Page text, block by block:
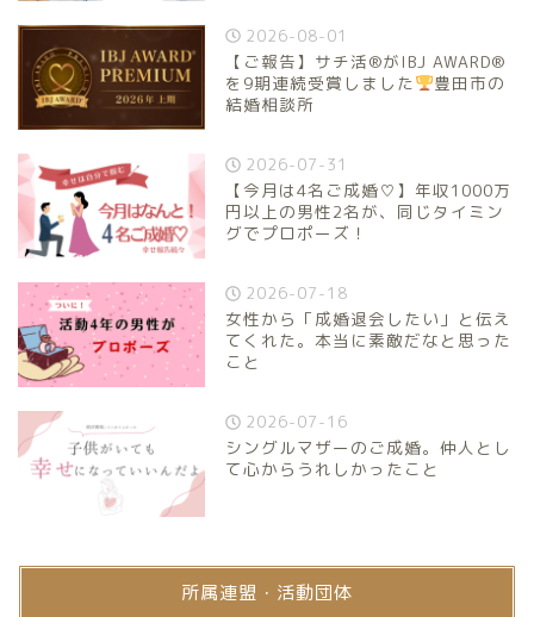
2026-08-01
【ご報告】サチ活®がIBJ AWARD®
を9期連続受賞しました
豊田市の
結婚相談所
2026-07-31
【今月は4名ご成婚♡】年収1000万
円以上の男性2名が、同じタイミン
グでプロポーズ！
2026-07-18
女性から「成婚退会したい」と伝え
てくれた。本当に素敵だなと思った
こと
2026-07-16
シングルマザーのご成婚。仲人とし
て心からうれしかったこと
所属連盟・活動団体